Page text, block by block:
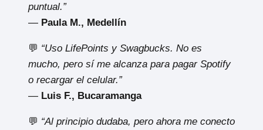
puntual.”
— Paula M., Medellín
💬 “Uso LifePoints y Swagbucks. No es
mucho, pero sí me alcanza para pagar Spotify
o recargar el celular.”
— Luis F., Bucaramanga
💬 “Al principio dudaba, pero ahora me conecto